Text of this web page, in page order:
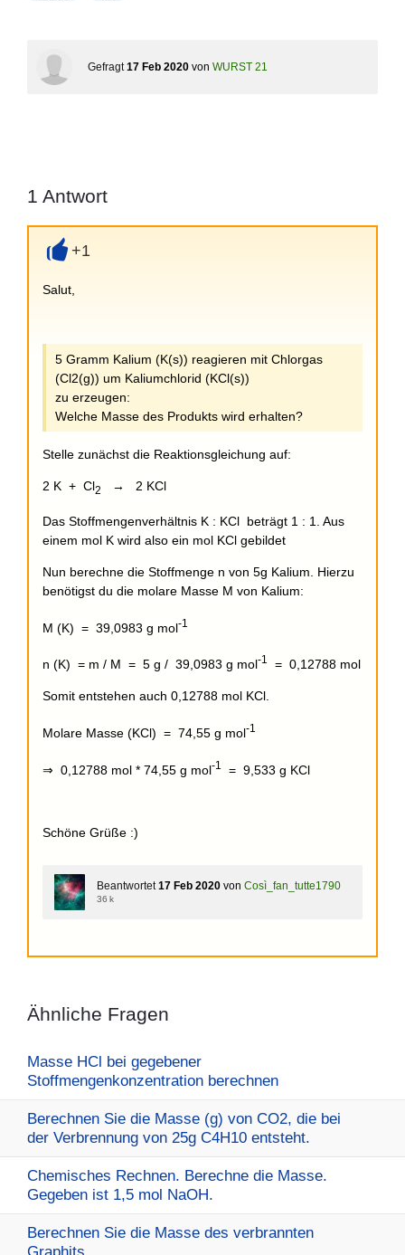
Gefragt 17 Feb 2020 von WURST 21
1 Antwort
+1
Salut,
5 Gramm Kalium (K(s)) reagieren mit Chlorgas
(Cl2(g)) um Kaliumchlorid (KCl(s))
zu erzeugen:
Welche Masse des Produkts wird erhalten?
Stelle zunächst die Reaktionsgleichung auf:
2 K + Cl2 → 2 KCl
Das Stoffmengenverhältnis K : KCl beträgt 1 : 1. Aus
einem mol K wird also ein mol KCl gebildet
Nun berechne die Stoffmenge n von 5g Kalium. Hierzu
benötigst du die molare Masse M von Kalium:
M (K) = 39,0983 g mol-1
n (K) = m / M = 5 g / 39,0983 g mol-1 = 0,12788 mol
Somit entstehen auch 0,12788 mol KCl.
Molare Masse (KCl) = 74,55 g mol-1
⇒ 0,12788 mol * 74,55 g mol-1 = 9,533 g KCl
Schöne Grüße :)
Beantwortet 17 Feb 2020 von Così_fan_tutte1790
36 k
Ähnliche Fragen
Masse HCl bei gegebener
Stoffmengenkonzentration berechnen
Berechnen Sie die Masse (g) von CO2, die bei
der Verbrennung von 25g C4H10 entsteht.
Chemisches Rechnen. Berechne die Masse.
Gegeben ist 1,5 mol NaOH.
Berechnen Sie die Masse des verbrannten